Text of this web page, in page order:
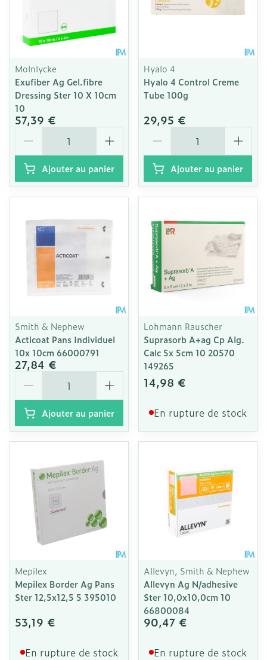
Molnlycke
Exufiber Ag Gel.fibre
Dressing Ster 10 X 10cm
10
57,39 €
Ajouter au panier
Hyalo 4
Hyalo 4 Control Creme
Tube 100g
29,95 €
Ajouter au panier
Smith & Nephew
Acticoat Pans Individuel
10x 10cm 66000791
27,84 €
Ajouter au panier
Lohmann Rauscher
Suprasorb A+ag Cp Alg.
Calc 5x 5cm 10 20570
149265
14,98 €
En rupture de stock
Mepilex
Mepilex Border Ag Pans
Ster 12,5x12,5 5 395010
53,19 €
En rupture de stock
Allevyn, Smith & Nephew
Allevyn Ag N/adhesive
Ster 10,0x10,0cm 10
66800084
90,47 €
En rupture de stock